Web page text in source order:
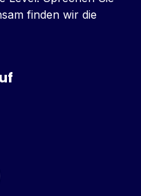
finden wir die